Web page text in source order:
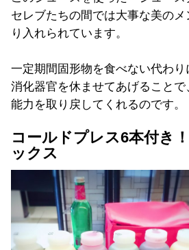
セレブたちの間では大事な美の
り入れられています。
一定期間固形物を食べない代わ
消化器官を休ませてあげること
能力を取り戻してくれるのです。
コールドプレス6本付き
ックス